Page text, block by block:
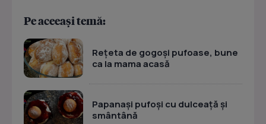
Pe aceeași temă:
Rețeta de gogoși pufoase, bune
ca la mama acasă
Papanași pufoși cu dulceață și
smântână